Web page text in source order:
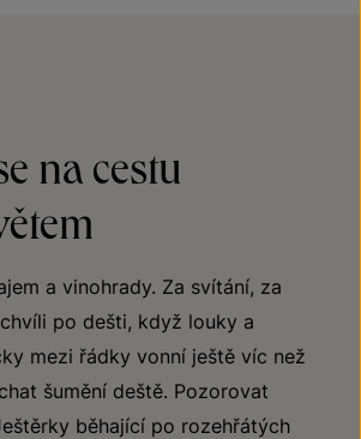
na cestu
a vinohrady. Za svítání, za
po dešti, když louky a
mezi řádky vonní ještě víc než
šumění deště. Pozorovat
běhající po rozehřátých